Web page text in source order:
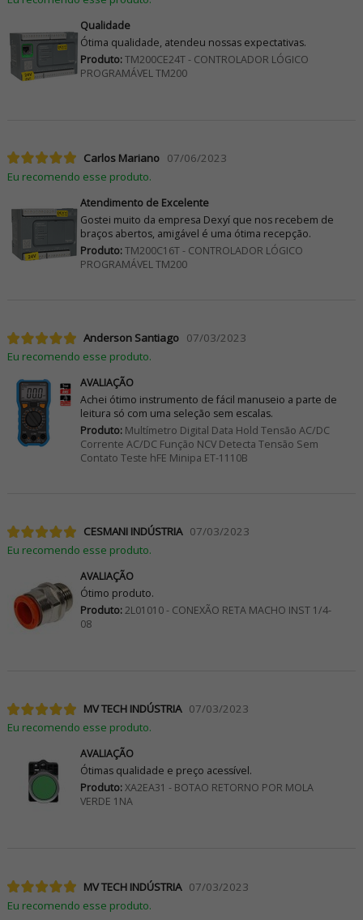
Qualidade
Ótima qualidade, atendeu nossas expectativas.
Produto:TM200CE24T - CONTROLADOR LÓGICO
PROGRAMÁVEL TM200
Carlos Mariano 07/06/2023
Eu recomendo esse produto.
Atendimento de Excelente
Gostei muito da empresa Dexyí que nos recebem de
braços abertos, amigável é uma ótima recepção.
Produto:TM200C16T - CONTROLADOR LÓGICO
PROGRAMÁVEL TM200
Anderson Santiago 07/03/2023
Eu recomendo esse produto.
AVALIAÇÃO
Achei ótimo instrumento de fácil manuseio a parte de
leitura só com uma seleção sem escalas.
Produto:Multímetro Digital Data Hold Tensão AC/DC
Corrente AC/DC Função NCV Detecta Tensão Sem
Contato Teste hFE Minipa ET-1110B
CESMANI INDÚSTRIA 07/03/2023
Eu recomendo esse produto.
AVALIAÇÃO
Ótimo produto.
Produto:2L01010 - CONEXÃO RETA MACHO INST 1/4-
08
MV TECH INDÚSTRIA 07/03/2023
Eu recomendo esse produto.
AVALIAÇÃO
Ótimas qualidade e preço acessível.
Produto:XA2EA31 - BOTAO RETORNO POR MOLA
VERDE 1NA
MV TECH INDÚSTRIA 07/03/2023
Eu recomendo esse produto.